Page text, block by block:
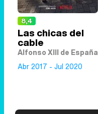
8,4
Las chicas del
cable
Alfonso XIII de España
Abr 2017 - Jul 2020